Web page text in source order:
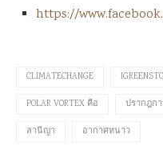
https://
CLIMATECHANGE
POLAR VORTEX คือ ปรากฎกา
ลานีญา อากาศหนาว